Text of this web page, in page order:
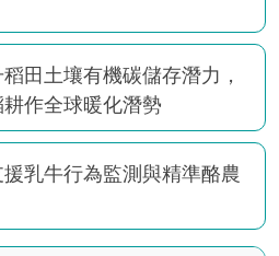
田土壤有機碳儲存潛力，
作全球暖化潛勢
乳牛行為監測與精準酪農